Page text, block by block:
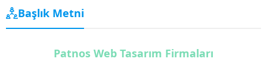
Başlık Metni
Patnos Web Tasarım Firmaları